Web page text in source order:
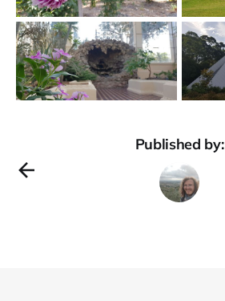
Published by: